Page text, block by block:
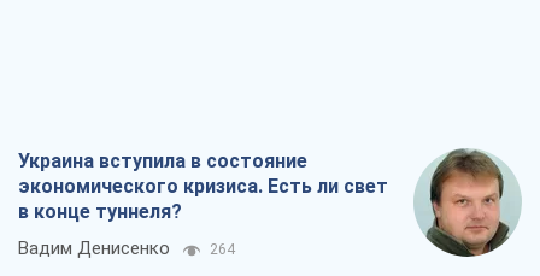
Украина вступила в состояние
экономического кризиса. Есть ли свет
в конце туннеля?
Вадим Денисенко 264